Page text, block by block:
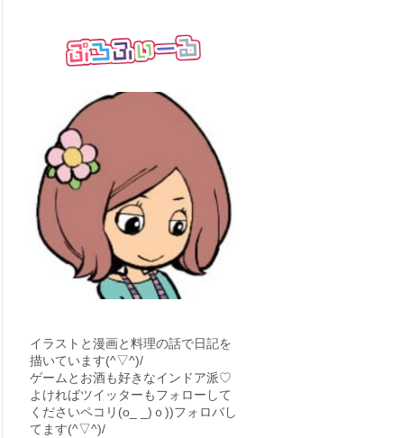
イラストと漫画と料理の話で日記を
描いています(^▽^)/
ゲームとお酒も好きなインドア派♡
よければツイッターもフォローして
くださいペコリ(o_ _)ｏ))フォロバし
てます(^▽^)/